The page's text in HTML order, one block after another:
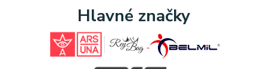
Hlavné značky